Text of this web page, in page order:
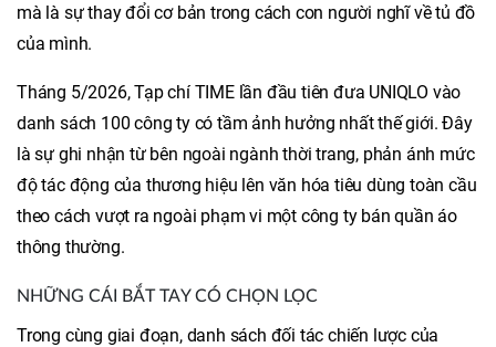
mà là sự thay đổi cơ bản trong cách con người nghĩ về tủ đồ
của mình.
Tháng 5/2026, Tạp chí TIME lần đầu tiên đưa UNIQLO vào
danh sách 100 công ty có tầm ảnh hưởng nhất thế giới. Đây
là sự ghi nhận từ bên ngoài ngành thời trang, phản ánh mức
độ tác động của thương hiệu lên văn hóa tiêu dùng toàn cầu
theo cách vượt ra ngoài phạm vi một công ty bán quần áo
thông thường.
NHỮNG CÁI BẮT TAY CÓ CHỌN LỌC
Trong cùng giai đoạn, danh sách đối tác chiến lược của